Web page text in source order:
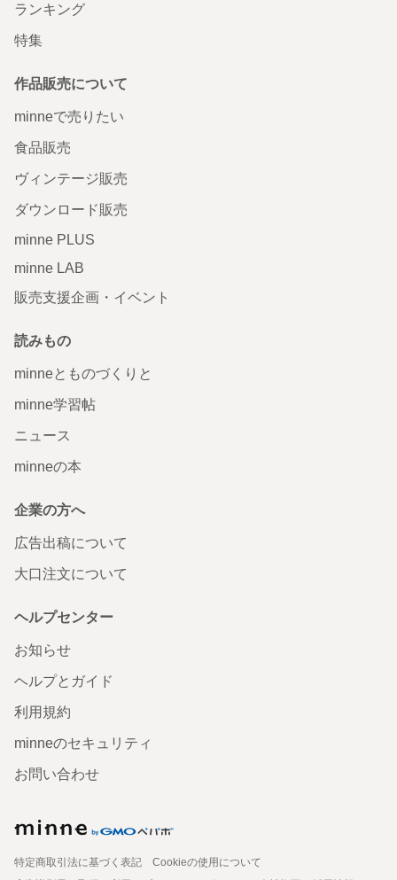
ランキング
特集
作品販売について
minneで売りたい
食品販売
ヴィンテージ販売
ダウンロード販売
minne PLUS
minne LAB
販売支援企画・イベント
読みもの
minneとものづくりと
minne学習帖
ニュース
minneの本
企業の方へ
広告出稿について
大口注文について
ヘルプセンター
お知らせ
ヘルプとガイド
利用規約
minneのセキュリティ
お問い合わせ
特定商取引法に基づく表記
Cookieの使用について